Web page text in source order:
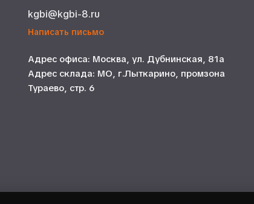
kgbi@kgbi-8.ru
Написать письмо
Адрес офиса: Москва, ул. Дубнинская, 81а
Адрес склада: МО, г.Лыткарино, промзона
Тураево, стр. 6